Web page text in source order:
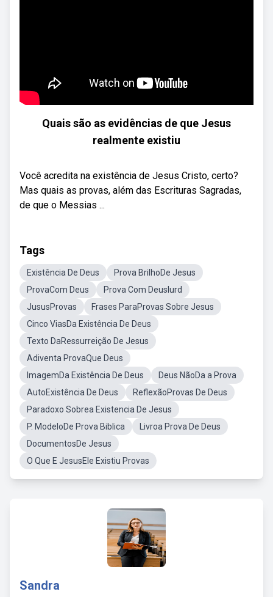
Quais são as evidências de que Jesus
realmente existiu
Você acredita na existência de Jesus Cristo, certo?
Mas quais as provas, além das Escrituras Sagradas,
de que o Messias ...
Tags
Existência De Deus
Prova BrilhoDe Jesus
ProvaCom Deus
Prova Com DeusIurd
JususProvas
Frases ParaProvas Sobre Jesus
Cinco ViasDa Existência De Deus
Texto DaRessurreição De Jesus
Adiventa ProvaQue Deus
ImagemDa Existência De Deus
Deus NãoDa a Prova
AutoExistência De Deus
ReflexãoProvas De Deus
Paradoxo Sobrea Existencia De Jesus
P. ModeloDe Prova Biblica
Livroa Prova De Deus
DocumentosDe Jesus
O Que E JesusEle Existiu Provas
Sandra